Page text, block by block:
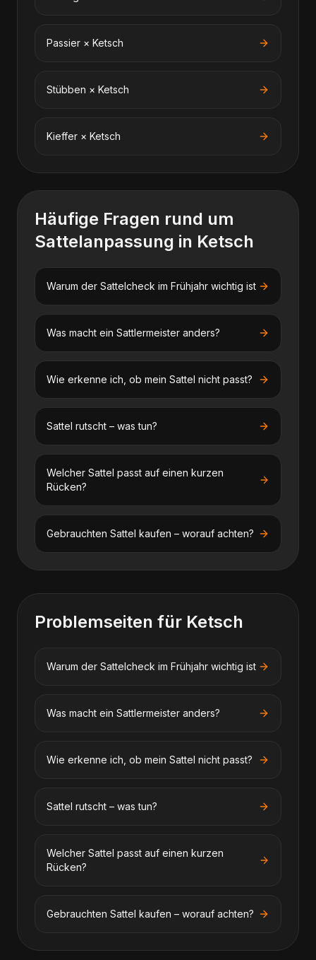
Passier × Ketsch
Stübben × Ketsch
Kieffer × Ketsch
Häufige Fragen rund um
Sattelanpassung in Ketsch
Warum der Sattelcheck im Frühjahr wichtig ist
Was macht ein Sattlermeister anders?
Wie erkenne ich, ob mein Sattel nicht passt?
Sattel rutscht – was tun?
Welcher Sattel passt auf einen kurzen
Rücken?
Gebrauchten Sattel kaufen – worauf achten?
Problemseiten für Ketsch
Warum der Sattelcheck im Frühjahr wichtig ist
Was macht ein Sattlermeister anders?
Wie erkenne ich, ob mein Sattel nicht passt?
Sattel rutscht – was tun?
Welcher Sattel passt auf einen kurzen
Rücken?
Gebrauchten Sattel kaufen – worauf achten?